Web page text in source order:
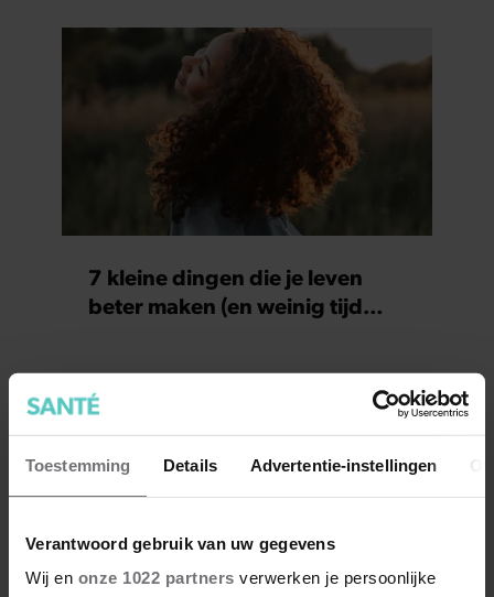
Toestemming Details Advertentie-instellingen
Verantwoord gebruik van uw gegevens
Wij en onze 1022 partners verwerken je persoonlijke
7 kleine dingen die je leven
beter maken (en weinig tijd